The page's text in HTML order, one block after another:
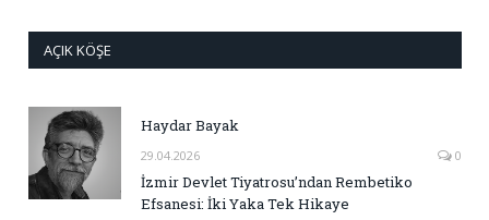
AÇIK KÖŞE
Haydar Bayak
29.04.2026 0
İzmir Devlet Tiyatrosu’ndan Rembetiko
Efsanesi: İki Yaka Tek Hikaye